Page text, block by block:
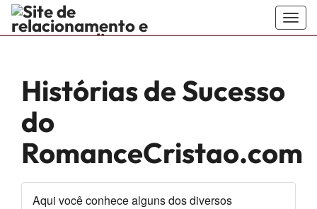
encontre o
seu divino
amor no site
de namoro
Histórias de Sucesso
do
RomanceCristao.com
Aqui você conhece alguns dos diversos